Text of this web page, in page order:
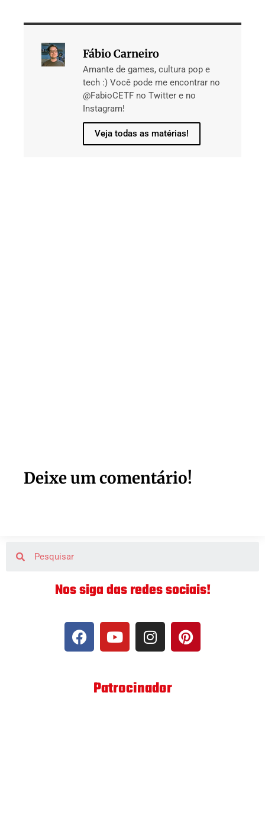
Fábio Carneiro
Amante de games, cultura pop e
tech :) Você pode me encontrar no
@FabioCETF no Twitter e no
Instagram!
Veja todas as matérias!
Deixe um comentário!
Nos siga das redes sociais!
Patrocinador